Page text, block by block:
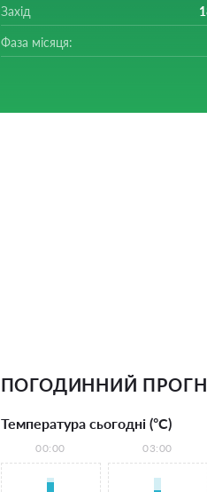
Захід
Фаза місяця:
ПОГОДИННИЙ
Температура сьогодні (°С)
00:00 03:00